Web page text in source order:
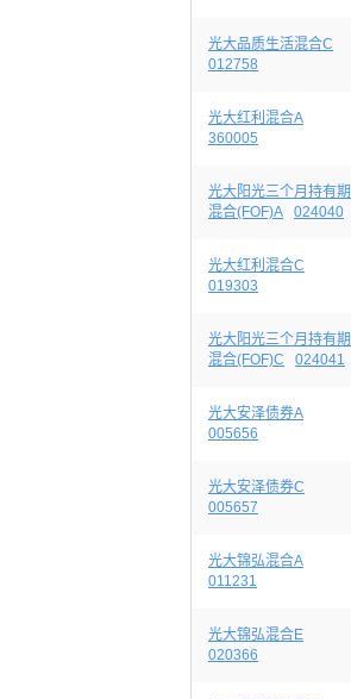
光大品质生活混合C
012758
光大红利混合A
360005
光大阳光三个月持有期
混合(FOF)A
024040
光大红利混合C
019303
光大阳光三个月持有期
混合(FOF)C
024041
光大安泽债券A
005656
光大安泽债券C
005657
光大锦弘混合A
011231
光大锦弘混合E
020366